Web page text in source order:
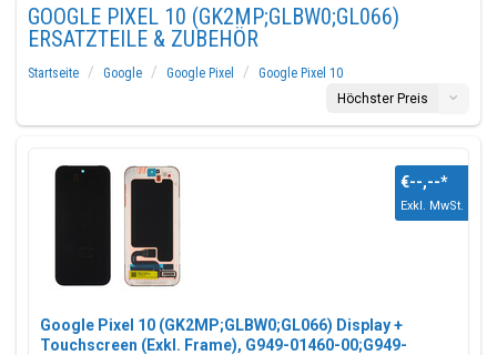
GOOGLE PIXEL 10 (GK2MP;GLBW0;GL066)
ERSATZTEILE & ZUBEHÖR
Startseite Google Google Pixel
Google Pixel 10
Höchster Preis
Google Pixel 10 (GK2MP;GLBW0;GL066) Display +
Touchscreen (Exkl. Frame), G949-01460-00;G949-
€--,--*
Exkl. MwSt.